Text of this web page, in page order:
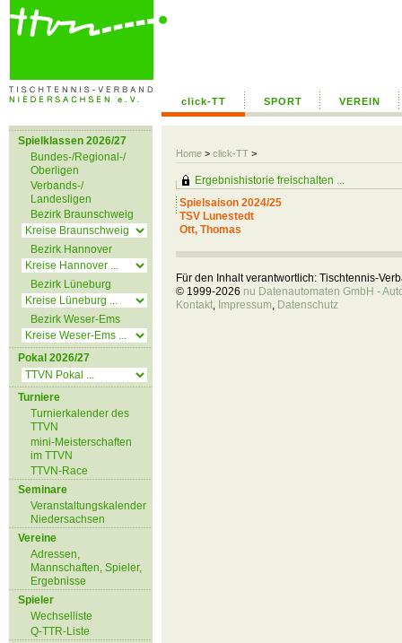
click-TT SPORT VEREIN
Home > click-TT >
Spielklassen 2026/27
Bundes-/Regional-/
Oberligen
Verbands-/
Landesligen
Bezirk Braunschweig
Bezirk Hannover
Bezirk Lüneburg
Bezirk Weser-Ems
Pokal 2026/27
Turniere
Turnierkalender des
TTVN
mini-Meisterschaften
im TTVN
TTVN-Race
Seminare
Veranstaltungskalender
Niedersachsen
Vereine
Adressen,
Mannschaften, Spieler,
Ergebnisse
Spieler
Wechselliste
Q-TTR-Liste
Ergebnishistorie freischalten ...
Spielsaison 2024/25
TSV Lunestedt
Ott, Thomas
Für den Inhalt verantwortlich: Tischtennis-
© 1999-2026 nu Datenautomaten GmbH -
Kontakt, Impressum, Datenschutz